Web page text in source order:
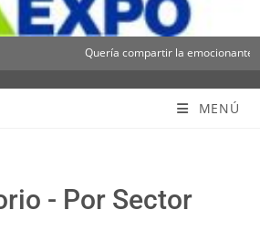
Quería compartir la emocionante
MENÚ
- Por Sector